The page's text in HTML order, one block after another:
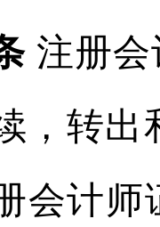
注册
，转出
会计师